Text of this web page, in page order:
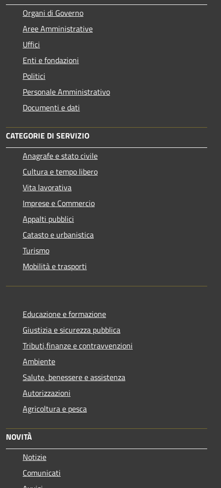
Organi di Governo
Aree Amministrative
Uffici
Enti e fondazioni
Politici
Personale Amministrativo
Documenti e dati
CATEGORIE DI SERVIZIO
Anagrafe e stato civile
Cultura e tempo libero
Vita lavorativa
Imprese e Commercio
Appalti pubblici
Catasto e urbanistica
Turismo
Mobilità e trasporti
Educazione e formazione
Giustizia e sicurezza pubblica
Tributi,finanze e contravvenzioni
Ambiente
Salute, benessere e assistenza
Autorizzazioni
Agricoltura e pesca
NOVITÀ
Notizie
Comunicati